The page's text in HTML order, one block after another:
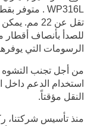
تقل عن 22
للصدأ بأنصاف
الرسومات التي
من أجل تجنب التشوه
استخدام الدعم
النقل مؤقتاً.
منذ تأسيس شركتنا،